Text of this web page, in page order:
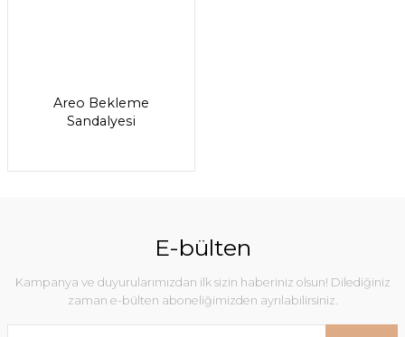
Areo Bekleme
Sandalyesi
E-bülten
Kampanya ve duyurularımızdan ilk sizin haberiniz olsun! Dilediğiniz
zaman e-bülten aboneliğimizden ayrılabilirsiniz.